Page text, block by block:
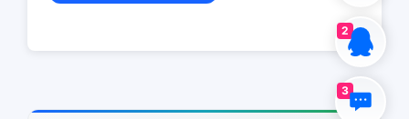
2
3